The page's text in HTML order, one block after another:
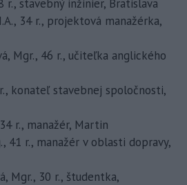
r., stavebný inžinier, Bratislava
34 r., projektová manažérka,
Mgr., 46 r., učiteľka anglického
konateľ stavebnej spoločnosti,
r., manažér, Martin
41 r., manažér v oblasti dopravy,
Mgr., 30 r., študentka,